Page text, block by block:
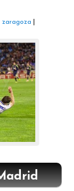
zaragoza